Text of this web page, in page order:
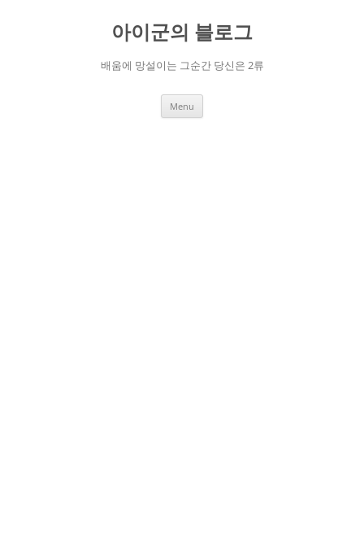
아이군의 블로그
배움에 망설이는 그순간 당신은 2류
Menu